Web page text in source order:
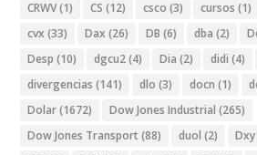
CRWV(1) CS (12) csco (3) cursos (1)
cvx (33) Dax (26) DB (6) dba (2)
Desp (10) dgcu2(4) Dia (2) didi (4)
divergencias (141) dlo (3) docn (1)
Dolar(1672) Dow Jones Industrial (265)
Dow Jones Transport (88) duol (2) Dxy